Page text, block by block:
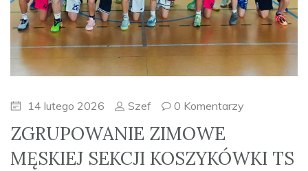
14 lutego 2026 Szef 0 Komentarzy
ZGRUPOWANIE ZIMOWE
MĘSKIEJ SEKCJI KOSZYKÓWKI TS